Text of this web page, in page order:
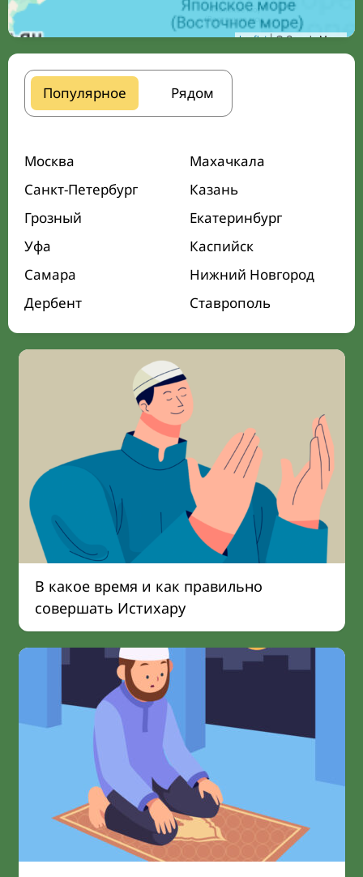
Leaflet| © Google Maps
Популярное Рядом
Москва
Махачкала
Санкт-Петербург
Казань
Грозный
Екатеринбург
Уфа
Каспийск
Самара
Нижний Новгород
Дербент
Ставрополь
В какое время и как правильно
совершать Истихару